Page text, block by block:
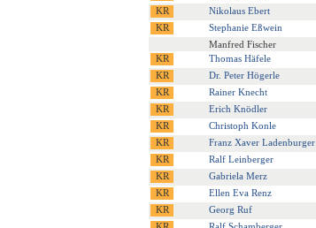
Nikolaus Ebert
Stephanie Eßwein
Manfred Fischer
Thomas Häfele
Dr. Peter Högerle
Rainer Knecht
Erich Knödler
Christoph Konle
Franz Xaver Ladenburger
Ralf Leinberger
Gabriela Merz
Ellen Eva Renz
Georg Ruf
Ralf Schamberger